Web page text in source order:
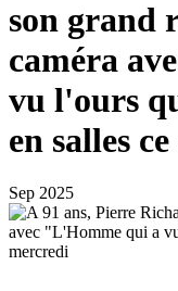
son grand
caméra
vu l'ours
en salles
Sep 2025